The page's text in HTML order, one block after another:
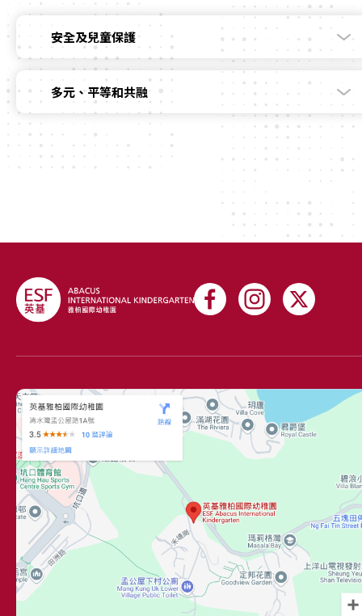
安全及兒童保護
多元、平等和共融